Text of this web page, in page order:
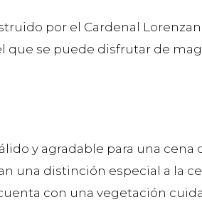
por el Cardenal
que se puede disfrutar de
y agradable para una cena
una distinción especial a la
con una vegetación